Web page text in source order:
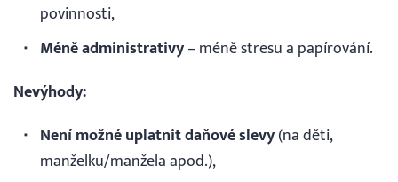
povinnosti,
Méně administrativy– méně stresu a papírování.
Nevýhody:
Není možné uplatnit daňové slevy(na děti,
manželku/manžela apod.),